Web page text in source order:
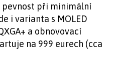
při minimální
i varianta s MOLED
a obnovovací
na 999 eurech (cca